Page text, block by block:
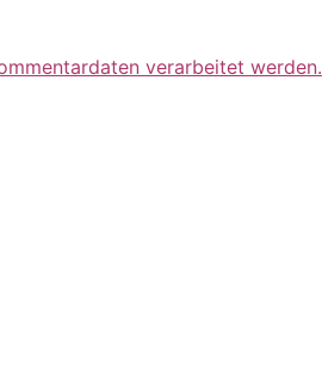
verarbeitet werden.